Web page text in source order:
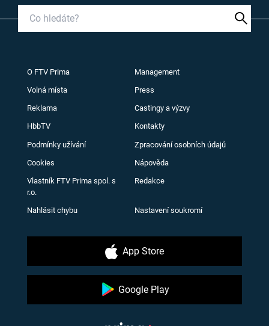
O FTV Prima Management
Volná místa Press
Reklama Castingy a výzvy
HbbTV Kontakty
Podmínky užívání Zpracování osobních údajů
Cookies Nápověda
Vlastník FTV Prima spol. s
r.o.
Redakce
Nahlásit chybu Nastavení soukromí
App Store
Google Play